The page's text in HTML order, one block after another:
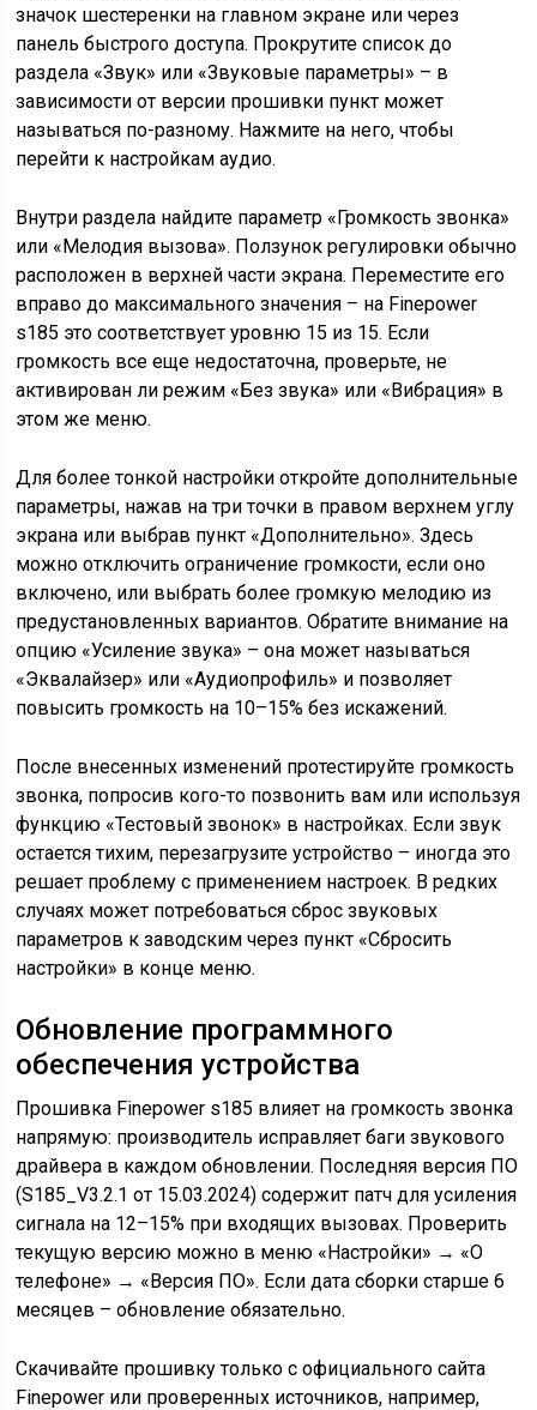
значок шестеренки на главном экране или через
панель быстрого доступа. Прокрутите список до
раздела «Звук» или «Звуковые параметры» – в
зависимости от версии прошивки пункт может
называться по-разному. Нажмите на него, чтобы
перейти к настройкам аудио.
Внутри раздела найдите параметр «Громкость звонка»
или «Мелодия вызова». Ползунок регулировки обычно
расположен в верхней части экрана. Переместите его
вправо до максимального значения – на Finepower
s185 это соответствует уровню 15 из 15. Если
громкость все еще недостаточна, проверьте, не
активирован ли режим «Без звука» или «Вибрация» в
этом же меню.
Для более тонкой настройки откройте дополнительные
параметры, нажав на три точки в правом верхнем углу
экрана или выбрав пункт «Дополнительно». Здесь
можно отключить ограничение громкости, если оно
включено, или выбрать более громкую мелодию из
предустановленных вариантов. Обратите внимание на
опцию «Усиление звука» – она может называться
«Эквалайзер» или «Аудиопрофиль» и позволяет
повысить громкость на 10–15% без искажений.
После внесенных изменений протестируйте громкость
звонка, попросив кого-то позвонить вам или используя
функцию «Тестовый звонок» в настройках. Если звук
остается тихим, перезагрузите устройство – иногда это
решает проблему с применением настроек. В редких
случаях может потребоваться сброс звуковых
параметров к заводским через пункт «Сбросить
настройки» в конце меню.
Обновление программного
обеспечения устройства
Прошивка Finepower s185 влияет на громкость звонка
напрямую: производитель исправляет баги звукового
драйвера в каждом обновлении. Последняя версия ПО
(S185_V3.2.1 от 15.03.2024) содержит патч для усиления
сигнала на 12–15% при входящих вызовах. Проверить
текущую версию можно в меню «Настройки» → «О
телефоне» → «Версия ПО». Если дата сборки старше 6
месяцев – обновление обязательно.
Скачивайте прошивку только с официального сайта
Finepower или проверенных источников, например,